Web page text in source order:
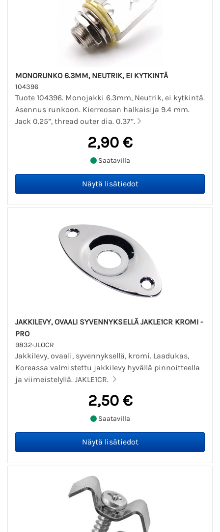
MONORUNKO 6.3MM, NEUTRIK, EI KYTKINTÄ
104396
Tuote 104396. Monojakki 6.3mm, Neutrik, ei kytkintä.
Asennus runkoon. Kierreosan halkaisija 9.4 mm.
Jack 0.25”, thread outer dia. 0.37”.
2,90 €
Saatavilla
JAKKILEVY, OVAALI SYVENNYKSELLÄ JAKLE1CR KROMI -
PRO
9832-JLOCR
Jakkilevy, ovaali, syvennyksellä, kromi. Laadukas,
Koreassa valmistettu jakkilevy hyvällä pinnoitteella
ja viimeistelyllä. JAKLE1CR.
2,50 €
Saatavilla